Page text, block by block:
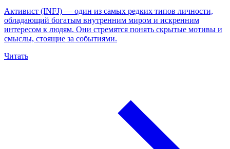
Активист (INFJ) — один из самых редких типов личности,
обладающий богатым внутренним миром и искренним
интересом к людям. Они стремятся понять скрытые мотивы и
смыслы, стоящие за событиями.
Читать